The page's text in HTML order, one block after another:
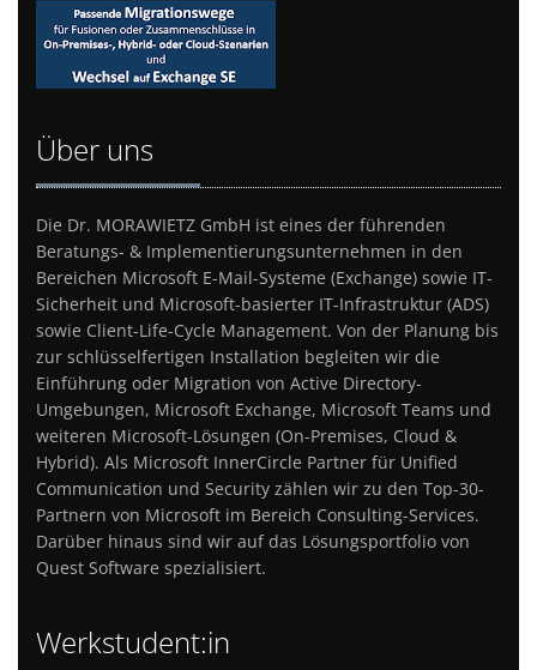
Über uns
Die Dr. MORAWIETZ GmbH ist eines der führenden
Beratungs- & Implementierungsunternehmen in den
Bereichen Microsoft E-Mail-Systeme (Exchange) sowie IT-
Sicherheit und Microsoft-basierter IT-Infrastruktur (ADS)
sowie Client-Life-Cycle Management. Von der Planung bis
zur schlüsselfertigen Installation begleiten wir die
Einführung oder Migration von Active Directory-
Umgebungen, Microsoft Exchange, Microsoft Teams und
weiteren Microsoft-Lösungen (On-Premises, Cloud &
Hybrid). Als Microsoft InnerCircle Partner für Unified
Communication und Security zählen wir zu den Top-30-
Partnern von Microsoft im Bereich Consulting-Services.
Darüber hinaus sind wir auf das Lösungsportfolio von
Quest Software spezialisiert.
Werkstudent:in